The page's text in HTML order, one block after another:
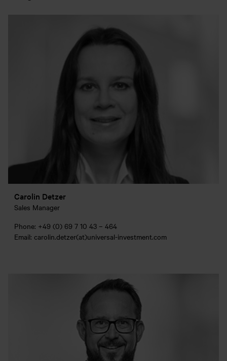
Carolin Detzer
Sales Manager
Phone: +49 (0) 69 7 10 43 – 464
Email: carolin.detzer(at)universal-investment.com